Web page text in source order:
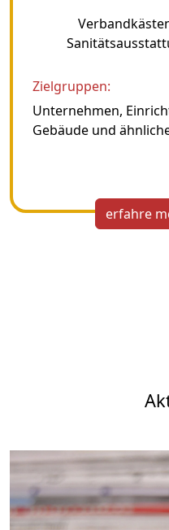
Zielgruppen:
Unternehmen,
Gebäude und
erfahre